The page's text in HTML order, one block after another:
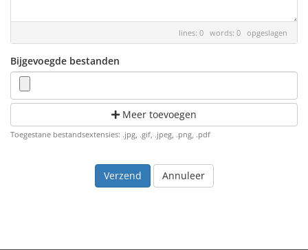
lines: 0 words: 0 opgeslagen
Bijgevoegde bestanden
Meer toevoegen
Toegestane bestandsextensies: .jpg, .gif, .jpeg, .png, .pdf
Annuleer